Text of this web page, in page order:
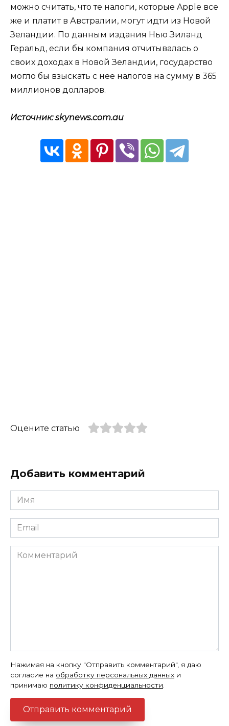
можно считать, что те налоги, которые Apple все
же и платит в Австралии, могут идти из Новой
Зеландии. По данным издания Нью Зиланд
Геральд, если бы компания отчитывалась о
своих доходах в Новой Зеландии, государство
могло бы взыскать с нее налогов на сумму в 365
миллионов долларов.
Источник: skynews.com.au
Оцените статью
Добавить комментарий
Имя
*
Email
*
Комментарий
Нажимая на кнопку "Отправить комментарий", я даю
согласие на обработку персональных данных и
принимаю политику конфиденциальности.